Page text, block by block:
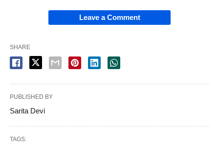
Leave a Comment
SHARE
PUBLISHED BY
Sarita Devi
TAGS: